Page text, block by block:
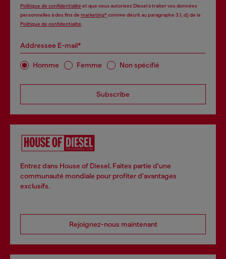
Politique de confidentialité et que vous autorisez Diesel à traiter vos données
personnelles à des fins de marketing*comme décrit au paragraphe 3.1, d) de la
Politique de confidentialité
Addressee E-mail*
Homme Femme Non spécifié
Subscribe
Entrez dans House of Diesel. Faites partie d'une
communauté mondiale pour profiter d'avantages
exclusifs.
Rejoignez-nous maintenant